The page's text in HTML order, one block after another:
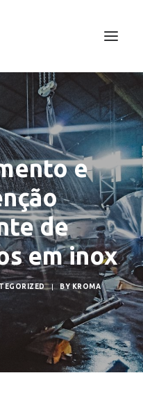
e
de
em inox
| BYKROMA